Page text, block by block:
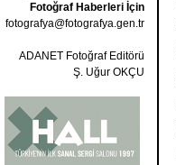
Fotoğraf Haberleri İçin
fotografya@fotografya.gen.tr
ADANET Fotoğraf Editörü
Ş. Uğur OKÇU